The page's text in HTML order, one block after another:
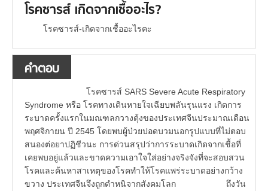
โรคซารส์ เกิดจากเชื้ออะไร?
โรคซารส์-เกิดจากเชื้ออะไรคะ
คำตอบ
โรคซารส์ SARS Severe Acute Respiratory
Syndrome หรือ โรคทางเดินหายใจเฉียบพลันรุนแรง เกิดการ
ระบาดครั้งแรกในมณฑลกวางตุ้งของประเทศจีนประมาณเดือน
พฤศจิกายน ปี 2545 โดยพบผู้ป่วยปอดบวมนอกรูปแบบที่ไม่ตอบ
สนองต่อยาปฏิชีวนะ การด่วนสรุปว่าการระบาดเกิดจากเชื้อที่
เคยพบอยู่แล้วและขาดความเอาใจใส่อย่างจริงจังที่จะสอบสวน
โรคและค้นหาสาเหตุของโรคทำให้โรคแพร่ระบาดอย่างกว้าง
ขวาง ประเทศจีนจึงถูกตำหนิจากสังคมโลก ถึงวัน